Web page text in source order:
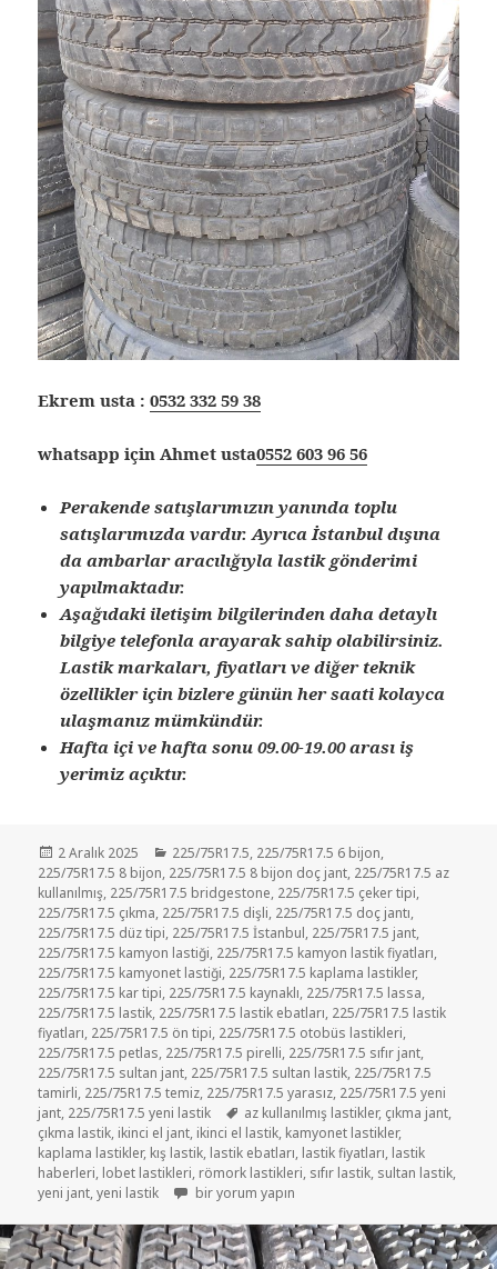
Ekrem usta :0532 332 59 38
whatsapp için Ahmet usta0552 603 96 56
Perakende satışlarımızın yanında toplu
satışlarımızda vardır. Ayrıca İstanbul dışına
da ambarlar aracılığıyla lastik gönderimi
yapılmaktadır.
Aşağıdaki iletişim bilgilerinden daha detaylı
bilgiye telefonla arayarak sahip olabilirsiniz.
Lastik markaları, fiyatları ve diğer teknik
özellikler için bizlere günün her saati kolayca
ulaşmanız mümkündür.
Hafta içi ve hafta sonu 09.00-19.00 arası iş
yerimiz açıktır.
Yayın
tarihi
2 Aralık 2025 Kategoriler
225/75R17.5, 225/75R17.5 6 bijon,
225/75R17.5 8 bijon, 225/75R17.5 8 bijon doç jant, 225/75R17.5 az
kullanılmış, 225/75R17.5 bridgestone, 225/75R17.5 çeker tipi,
225/75R17.5 çıkma, 225/75R17.5 dişli, 225/75R17.5 doç jantı,
225/75R17.5 düz tipi, 225/75R17.5 İstanbul, 225/75R17.5 jant,
225/75R17.5 kamyon lastiği, 225/75R17.5 kamyon lastik fiyatları,
225/75R17.5 kamyonet lastiği, 225/75R17.5 kaplama lastikler,
225/75R17.5 kar tipi, 225/75R17.5 kaynaklı, 225/75R17.5 lassa,
225/75R17.5 lastik, 225/75R17.5 lastik ebatları, 225/75R17.5 lastik
fiyatları, 225/75R17.5 ön tipi, 225/75R17.5 otobüs lastikleri,
225/75R17.5 petlas, 225/75R17.5 pirelli, 225/75R17.5 sıfır jant,
225/75R17.5 sultan jant, 225/75R17.5 sultan lastik, 225/75R17.5
tamirli, 225/75R17.5 temiz, 225/75R17.5 yarasız, 225/75R17.5 yeni
jant, 225/75R17.5 yeni lastik Etiketler
az kullanılmış lastikler, çıkma jant,
çıkma lastik, ikinci el jant, ikinci el lastik, kamyonet lastikler,
kaplama lastikler, kış lastik, lastik ebatları, lastik fiyatları, lastik
haberleri, lobet lastikleri, römork lastikleri, sıfır lastik, sultan lastik,
yeni jant,yeni lastik İKİNCİ EL LASTİK 225 75R17.5 ÇIKMA SULTAN
bir yorum yapın